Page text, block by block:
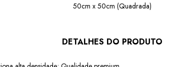
50cm x 50cm (Quadrada)
DETALHES DO PRODUTO